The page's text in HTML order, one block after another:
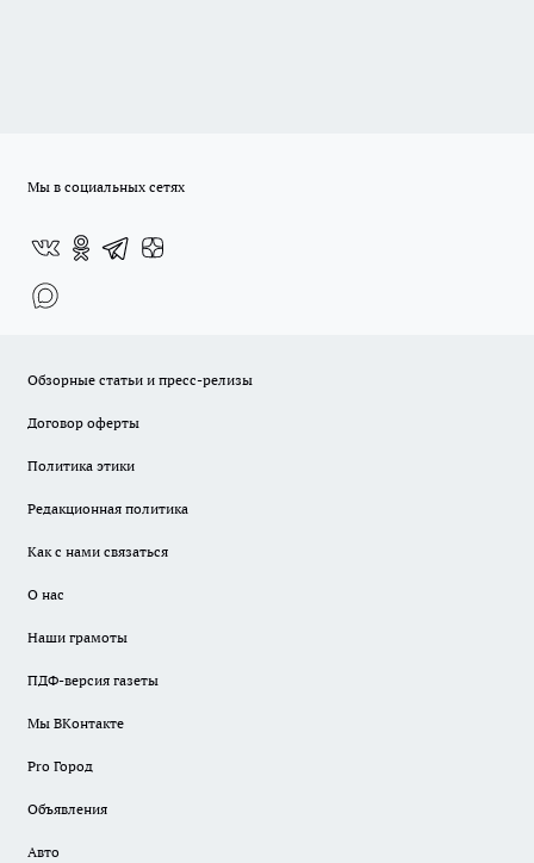
Мы в социальных сетях
Обзорные статьи и пресс-релизы
Договор оферты
Политика этики
Редакционная политика
Как с нами связаться
О нас
Наши грамоты
ПДФ-версия газеты
Мы ВКонтакте
Pro Город
Объявления
Авто